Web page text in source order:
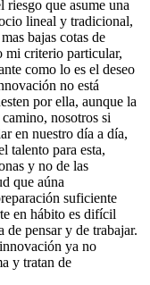
riesgo que asume una
lineal y tradicional,
bajas cotas de
mi criterio particular,
como lo es el deseo
no está
por ella, aunque la
nosotros si
en nuestro día a día,
talento para esta,
y no de las
que aúna
suficiente
en hábito es difícil
de pensar y de trabajar.
ya no
y tratan de